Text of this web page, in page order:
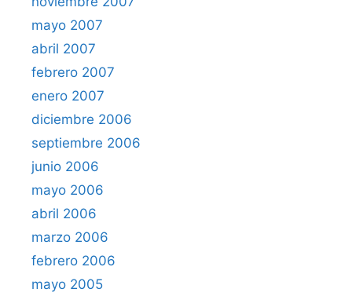
mayo 2007
abril 2007
febrero 2007
enero 2007
diciembre 2006
septiembre 2006
junio 2006
mayo 2006
abril 2006
marzo 2006
febrero 2006
mayo 2005